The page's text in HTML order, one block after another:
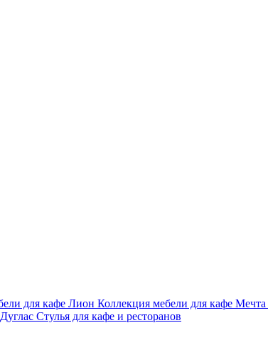
для кафе Лион Коллекция мебели для кафе Мечта
Стулья для кафе и ресторанов